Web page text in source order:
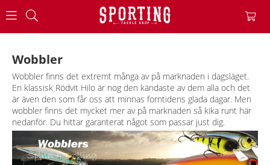
Wobbler
Wobbler finns det extremt många av på marknaden i dagsläget.
En klassisk Rödvit Hilo är nog den kändaste av dem alla och det
är även den som får oss att minnas forntidens glada dagar. Men
wobbler finns det mycket mer av på marknaden så kika runt här
nedanför. Du hittar garanterat något som passar just dig.